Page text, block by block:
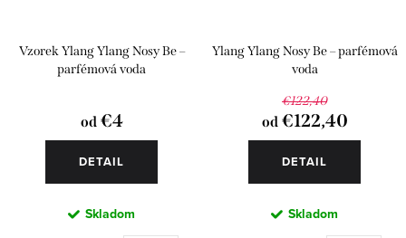
Vzorek Ylang Ylang Nosy Be –
parfémová voda
od€4
DETAIL
Skladom
Ylang Ylang Nosy Be – parfémová
voda
€122,40
od€122,40
DETAIL
Skladom